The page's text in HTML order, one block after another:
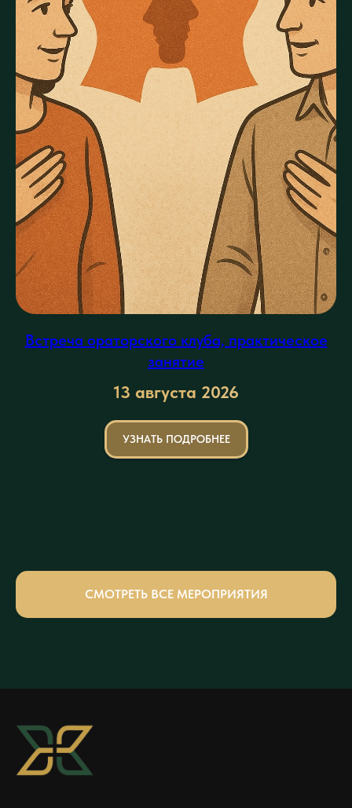
Встреча ораторского клуба, практическое
занятие
13 августа 2026
УЗНАТЬ ПОДРОБНЕЕ
СМОТРЕТЬ ВСЕ МЕРОПРИЯТИЯ